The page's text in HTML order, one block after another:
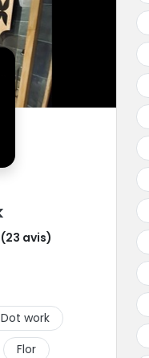
avis)
Dot work
Flor